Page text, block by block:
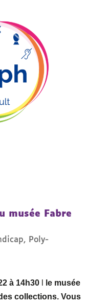
musée Fabre
, Poly-
à 14h30l
le musée
collections. Vous